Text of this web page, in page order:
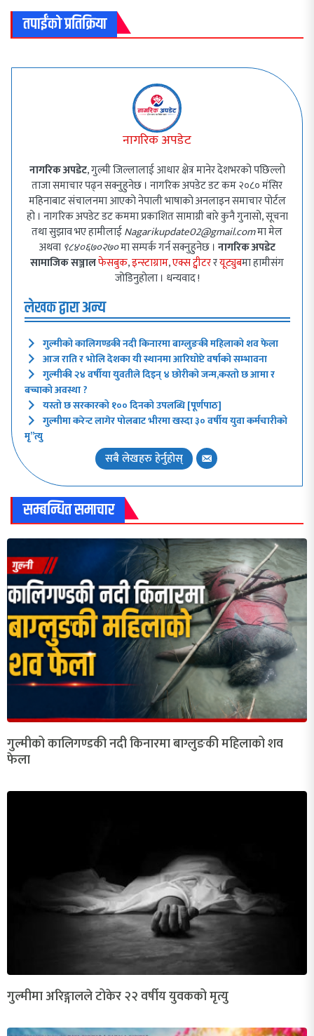
तपाईंको प्रतिक्रिया
नागरिक अपडेट
नागरिक अपडेट, गुल्मी जिल्लालाई आधार क्षेत्र मानेर देशभरको पछिल्लो
ताजा समाचार पढ्न सक्नुहुनेछ । नागरिक अपडेट डट कम २०८० मंसिर
महिनाबाट संचालनमा आएको नेपाली भाषाको अनलाइन समाचार पोर्टल
हो । नागरिक अपडेट डट कममा प्रकाशित सामाग्री बारे कुनै गुनासो, सूचना
तथा सुझाव भए हामीलाईNagarikupdate02@gmail.comमा मेल
अथवा ९८४०६७०२७०मा सम्पर्क गर्न सक्नुहुनेछ । नागरिक अपडेट
सामाजिक सञ्जालफेसबुक,इन्स्टाग्राम,एक्स ट्वीटररयूट्युबमा हामीसंग
जोडिनुहोला । धन्यवाद !
लेखक द्वारा अन्य
गुल्मीको कालिगण्डकी नदी किनारमा बाग्लुङकी महिलाको शव फेला
आज राति र भोलि देशका यी स्थानमा आरिघोप्टे वर्षाको सम्भावना
गुल्मीकी २४ वर्षीया युवतीले दिइन् ४ छोरीको जन्म,कस्तो छ आमा र
बच्चाको अवस्था ?
यस्तो छ सरकारको १०० दिनको उपलब्धि [पूर्णपाठ]
गुल्मीमा करेन्ट लागेर पोलबाट भीरमा खस्दा ३० वर्षीय युवा कर्मचारीको
मृ”त्यु
सबै लेखहरु हेर्नुहोस्
सम्बन्धित समाचार
गुल्मीको कालिगण्डकी नदी किनारमा बाग्लुङकी महिलाको शव
फेला
गुल्मीमा अरिङ्गालले टोकेर २२ वर्षीय युवकको मृत्यु